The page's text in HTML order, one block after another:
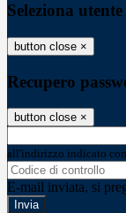
Seleziona utente
button close ×
Recupero
button close ×
all'indirizzo indicato
E-mail inviata, si